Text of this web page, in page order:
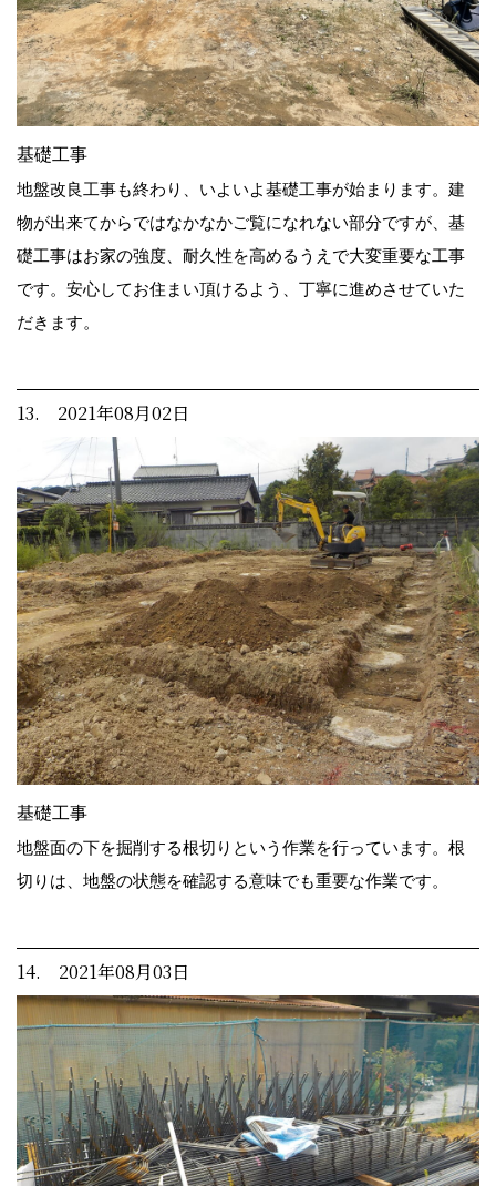
基礎工事
地盤改良工事も終わり、いよいよ基礎工事が始まります。建
物が出来てからではなかなかご覧になれない部分ですが、基
礎工事はお家の強度、耐久性を高めるうえで大変重要な工事
です。安心してお住まい頂けるよう、丁寧に進めさせていた
だきます。
13. 2021年08月02日
基礎工事
地盤面の下を掘削する根切りという作業を行っています。根
切りは、地盤の状態を確認する意味でも重要な作業です。
14. 2021年08月03日